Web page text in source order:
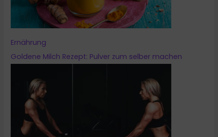
Ernährung
Goldene Milch Rezept: Pulver zum selber machen